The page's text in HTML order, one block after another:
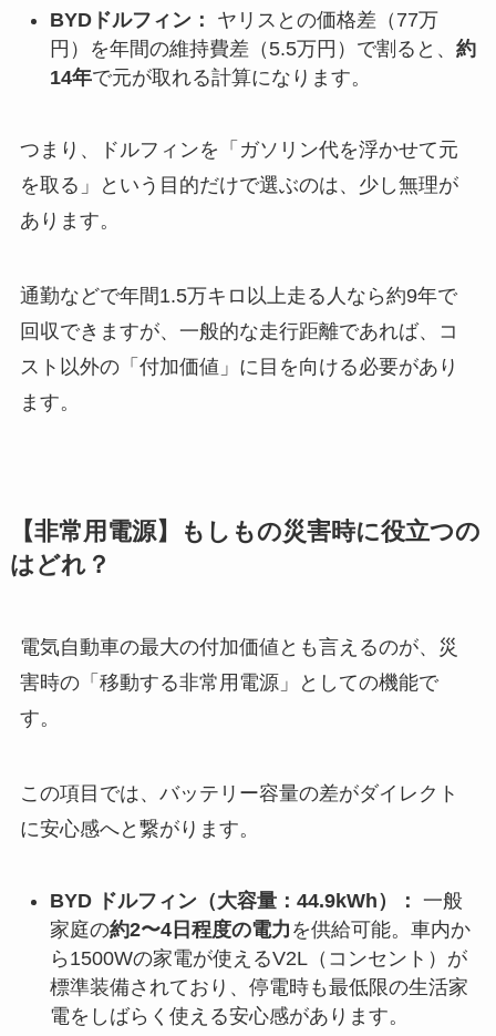
BYDドルフィン：
ヤリスとの価格差（77万
円）を年間の維持費差（5.5万円）で割ると、 約
14年で元が取れる計算になります。
つまり、ドルフィンを「ガソリン代を浮かせて元
を取る」という目的だけで選ぶのは、少し無理が
あります。
通勤などで年間1.5万キロ以上走る人なら約9年で
回収できますが、一般的な走行距離であれば、コ
スト以外の「付加価値」に目を向ける必要があり
ます。
【非常用電源】もしもの災害時に役立つの
はどれ？
電気自動車の最大の付加価値とも言えるのが、災
害時の「移動する非常用電源」としての機能で
す。
この項目では、バッテリー容量の差がダイレクト
に安心感へと繋がります。
BYD ドルフィン（大容量：44.9kWh）： 一般
家庭の約2〜4日程度の電力 を供給可能。車内か
ら1500Wの家電が使えるV2L（コンセント）が
標準装備されており、停電時も最低限の生活家
電をしばらく使える安心感があります。